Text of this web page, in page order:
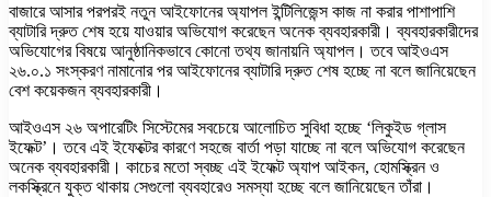
বাজারে আসার পরপরই নতুন আইফোনের অ্যাপল ইন্টিলিজেন্স কাজ না করার পাশাপাশি
ব্যাটারি দ্রুত শেষ হয়ে যাওয়ার অভিযোগ করেছেন অনেক ব্যবহারকারী। ব্যবহারকারীদের
অভিযোগের বিষয়ে আনুষ্ঠানিকভাবে কোনো তথ্য জানায়নি অ্যাপল। তবে আইওএস
২৬.০.১ সংস্করণ নামানোর পর আইফোনের ব্যাটারি দ্রুত শেষ হচ্ছে না বলে জানিয়েছেন
বেশ কয়েকজন ব্যবহারকারী।
আইওএস ২৬ অপারেটিং সিস্টেমের সবচেয়ে আলোচিত সুবিধা হচ্ছে ‘লিকুইড গ্লাস
ইফেক্ট’। তবে এই ইফেক্টের কারণে সহজে বার্তা পড়া যাচ্ছে না বলে অভিযোগ করেছেন
অনেক ব্যবহারকারী। কাচের মতো স্বচ্ছ এই ইফেক্ট অ্যাপ আইকন, হোমস্ক্রিন ও
লকস্ক্রিনে যুক্ত থাকায় সেগুলো ব্যবহারেও সমস্যা হচ্ছে বলে জানিয়েছেন তাঁরা।